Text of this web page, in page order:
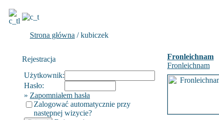
Strona główna / kubiczek
Rejestracja
Użytkownik:
Hasło:
» Zapomniałem hasła
Zalogować automatycznie przy
następnej wizycie?
Fronleichnam
Fronleichnam